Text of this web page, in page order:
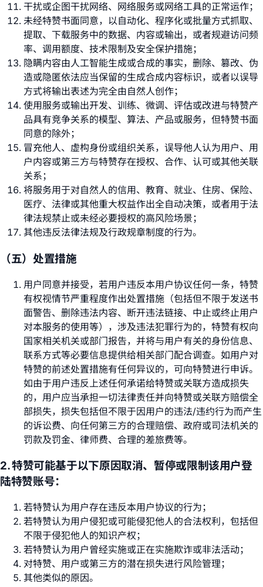
干扰或企图干扰网络、网络服务或网络工具的正常运作；
未经特赞书面同意，以自动化、程序化或批量方式抓取、
提取、下载服务中的数据、内容或输出，或者规避访问频
率、调用额度、技术限制及安全保护措施；
隐瞒内容由人工智能生成或合成的事实，删除、篡改、伪
造或隐匿依法应当保留的生成合成内容标识，或者以误导
方式将输出表述为完全由自然人创作；
使用服务或输出开发、训练、微调、评估或改进与特赞产
品具有竞争关系的模型、算法、产品或服务，但特赞书面
同意的除外；
冒充他人、虚构身份或组织关系，误导他人认为用户、用
户内容或第三方与特赞存在授权、合作、认可或其他关联
关系；
将服务用于对自然人的信用、教育、就业、住房、保险、
医疗、法律或其他重大权益作出全自动决策，或者用于法
律法规禁止或未经必要授权的高风险场景；
其他违反法律法规及行政规章制度的行为。
（五）处置措施
用户同意并接受，若用户违反本用户协议任何一条，特赞
有权视情节严重程度作出处置措施（包括但不限于发送书
面警告、删除违法内容、断开违法链接、中止或终止用户
对本服务的使用等），涉及违法犯罪行为的，特赞有权向
国家相关机关或部门报告，并将与用户有关的身份信息、
联系方式等必要信息提供给相关部门配合调查。如用户对
特赞的前述处置措施有任何异议的，可向特赞进行申诉。
如由于用户违反上述任何承诺给特赞或关联方造成损失
的，用户应当承担一切法律责任并向特赞或关联方赔偿全
部损失，损失包括但不限于因用户的违法/违约行为而产生
的诉讼费、向任何第三方的合理赔偿、政府或司法机关的
罚款及罚金、律师费、合理的差旅费等。
2. 特赞可能基于以下原因取消、暂停或限制该用户登
陆特赞账号：
若特赞认为用户存在违反本用户协议的行为；
若特赞认为用户侵犯或可能侵犯他人的合法权利，包括但
不限于侵犯他人的知识产权；
若特赞认为用户曾经实施或正在实施欺诈或非法活动；
对特赞、用户或第三方的潜在损失进行风险管理；
其他类似的原因。